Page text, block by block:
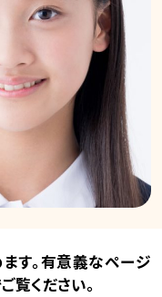
す。有意義なページ
覧ください。